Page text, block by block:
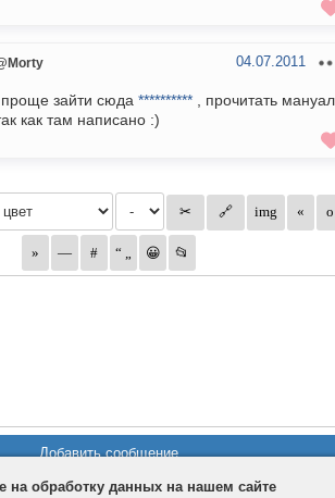
04.07.2011
зайти сюда ********** , прочитать
как там написано :)
на обработку данных на нашем сайте